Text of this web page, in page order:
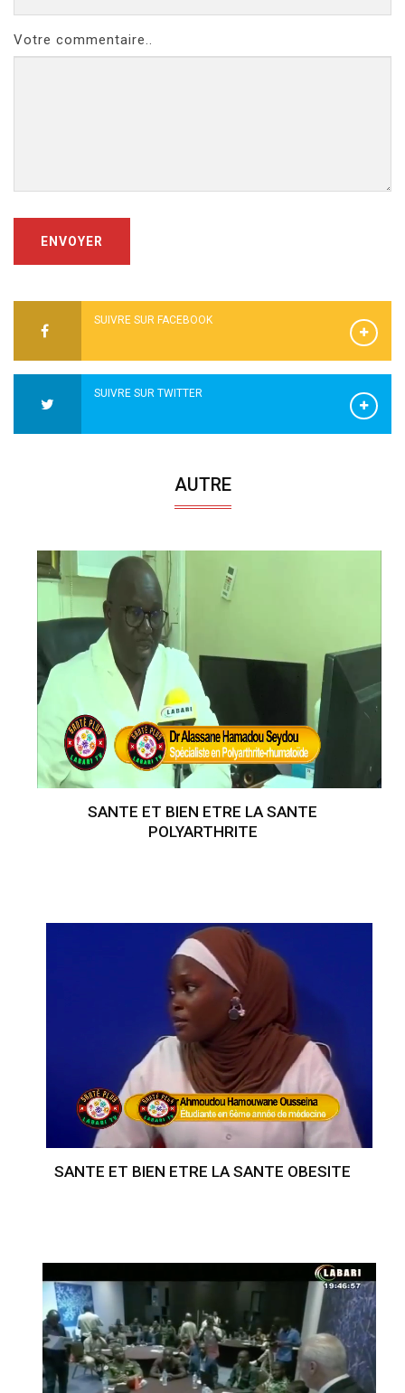
Votre commentaire..
ENVOYER
SUIVRE SUR FACEBOOK
SUIVRE SUR TWITTER
AUTRE
SANTE ET BIEN ETRE LA SANTE
POLYARTHRITE
SANTE ET BIEN ETRE LA SANTE OBESITE